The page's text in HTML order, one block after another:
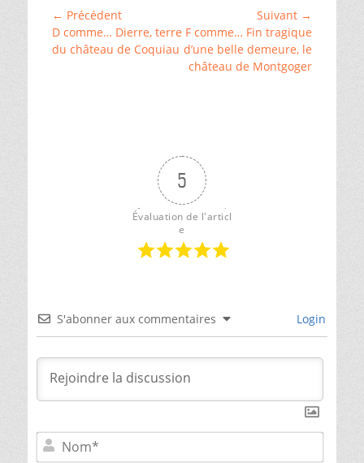
s
k
y
b
o
o
a
g
e
demeures
ChallengeAZ,
Navigation
de
l’article
← Précédent
Article
précédent :
D comme… Dierre, terre
du château de Coquiau
Suivant →
Article
suivant :
F comme… Fin tragique
d’une belle demeure, le
château de Montgoger
5
Évaluation de l'articl
e
S'abonner aux commentaires Login